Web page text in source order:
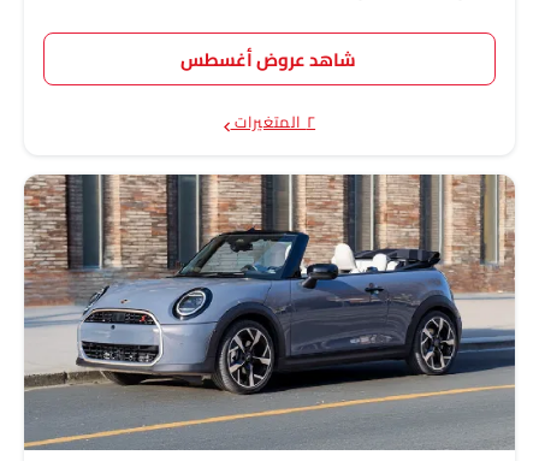
شاهد عروض أغسطس
٢ المتغيرات